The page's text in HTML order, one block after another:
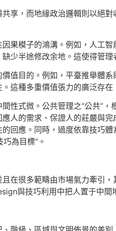
享，而地緣政治邏輯則以絕
果模子的鴻溝。例如，人工
少半途修改余地。這使得管
值目的。例如，平臺推舉體
這種多重價值張力的廣泛存
性式微。公共管理之“公共”
人的需求、保證人的莊嚴與
回應。同時，過度依靠技巧
為目標”。
在很多範疇由市場氣力牽引
與技巧利用中把人置于中間